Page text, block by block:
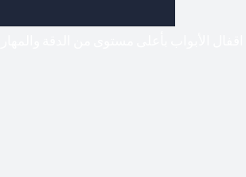
اقفال الأبواب بأعلى مستوى من الدقة